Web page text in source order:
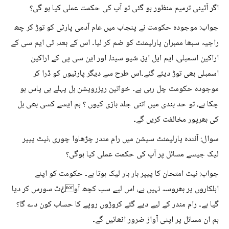
اگر آئینی ترمیم منظور ہو گئی تو آپ کی حکمت عملی کیا ہو گی؟
جواب: موجودہ حکومت نے پنجاب میں عام آدمی پارٹی کو توڑ کر چھ
راجیہ سبھا ممبران پارلیمنٹ کو ضم کر لیا۔ اس کے بعد، ٹی ایم سی کے
اراکین اسمبلی، ایم ایل ایز، شیو سینا، اور این سی پی کے اراکین
اسمبلی بھی توڑ دیئے گئے۔اس طرح سے دیگر پارٹیوں کو ڈرا کر
موجودہ حکومت چل رہی ہے۔ خواتین ریزرویشن بل پہلے ہی پاس ہو
چکا ہے، تو حد بندی میں اتنی جلد بازی کیوں ؟ ہم ایسے کسی بھی بل
کی بھرپور مخالفت کریں گے۔
سوال: آئندہ پارلیمنٹ سیشن میں رام مندر چڑھاوا چوری ،نیٹ پیپر
لیک جیسے مسائل پر آپ کی حکمت عملی کیا ہوگی؟
جواب: نیٹ امتحان کا پیپر بار بار لیک ہوتا ہے۔ حکومت کو اپنے
اہلکاروں پر بھروسہ نہیں ہے، اس لیے سب کچھ آو¿ٹ سورس کر دیا
گیا ہے۔ رام مندر کے لیے دیے گئے کروڑوں روپے کا حساب کون دے گا؟
ہم ان مسائل پر اپنی آواز ضرور اٹھائیں گے۔